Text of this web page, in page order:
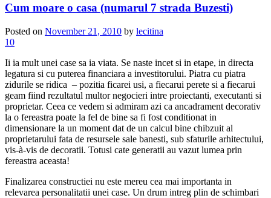
Cum moare o casa (numarul 7 strada Buzesti)
Posted on November 21, 2010 by lecitina
10
Ii ia mult unei case sa ia viata. Se naste incet si in etape, in directa
legatura si cu puterea financiara a investitorului. Piatra cu piatra
zidurile se ridica – pozitia ficarei usi, a fiecarui perete si a fiecarui
geam fiind rezultatul multor negocieri intre proiectanti, executanti si
proprietar. Ceea ce vedem si admiram azi ca ancadrament decorativ
la o fereastra poate la fel de bine sa fi fost conditionat in
dimensionare la un moment dat de un calcul bine chibzuit al
proprietarului fata de resursele sale banesti, sub sfaturile arhitectului,
vis-à-vis de decoratii. Totusi cate generatii au vazut lumea prin
fereastra aceasta!
Finalizarea constructiei nu este mereu cea mai importanta in
relevarea personalitatii unei case. Un drum intreg plin de schimbari